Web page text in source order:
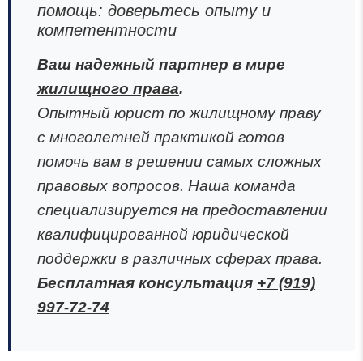
помощь: доверьтесь опыту и
компетентности
Ваш надежный партнер в мире
жилищного права.
Опытный юрист по жилищному праву
с многолетней практикой готов
помочь вам в решении самых сложных
правовых вопросов. Наша команда
специализируется на предоставлении
квалифицированной юридической
поддержки в различных сферах права.
Бесплатная консультация +7 (919)
997-72-74